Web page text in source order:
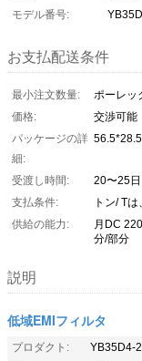
モデル番号:
お支払配送条件
最小注文数量:
ポーレッ
価格:
交渉可能
パッケージの詳
細:
受渡し時間:
20〜25日
支払条件:
トン/ T
供給の能力:
月DC
分/部分
説明
低域EMIフィルタ
プロダクト:
YB35D4-